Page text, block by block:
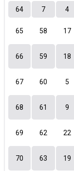
64
7 4
65 58 17
66 59 18
67 60 5
68 61 9
69 62 22
70 63 19